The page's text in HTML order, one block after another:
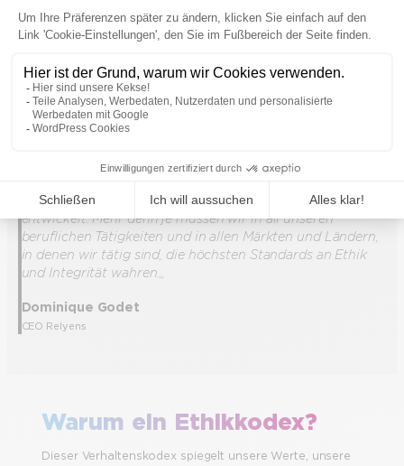
bedeutenden europäischen Akteur in ihren Märkten
entwickelt. Mehr denn je müssen wir in all unseren
beruflichen Tätigkeiten und in allen Märkten und Ländern,
in denen wir tätig sind, die höchsten Standards an Ethik
und Integrität wahren.
Dominique Godet
CEO Relyens
Warum ein Ethikkodex?
Dieser Verhaltenskodex spiegelt unsere Werte, unsere